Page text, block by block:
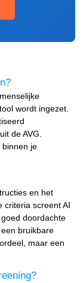
wordt ingezet.
de AVG.
binnen je
en het
criteria screent AI
doordachte
bruikbare
maar een